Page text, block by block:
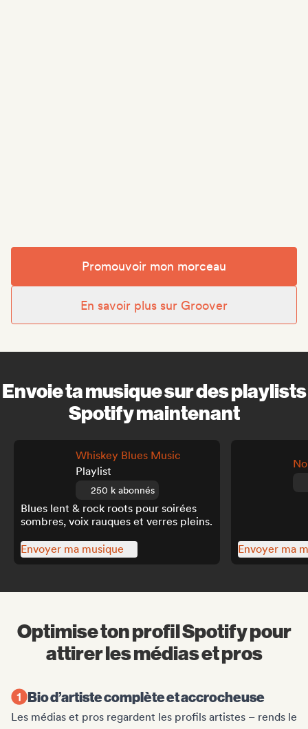
Promouvoir mon morceau
En savoir plus sur Groover
Envoie ta musique sur des playlists
Spotify maintenant
Whiskey Blues Music
Playlist
250 k abonnés
Blues lent & rock roots pour soirées
sombres, voix rauques et verres pleins.
Envoyer ma musique Envoyer ma
Optimise ton profil Spotify pour
attirer les médias et pros
Bio d’artiste complète et accrocheuse
Les médias et pros regardent les profils artistes – rends le